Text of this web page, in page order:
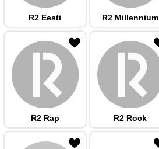
R2 Eesti R2 Millennium
R2 Rap R2 Rock